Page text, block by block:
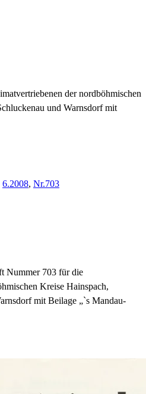
€.
der nordböhmischen
und Warnsdorf mit
6.2008, Nr.703
Nummer 703 für die
Kreise Hainspach,
mit Beilage „`s Mandau-